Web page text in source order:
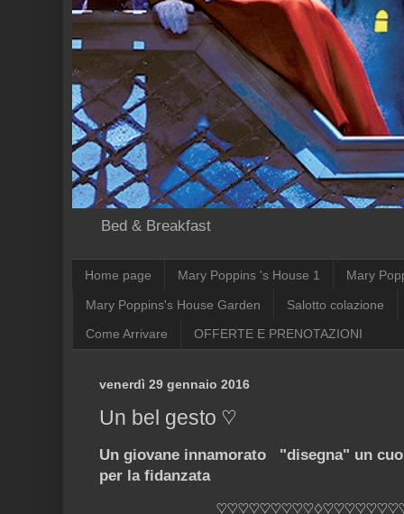
Bed & Breakfast
Home page Mary Poppins 's House 1 Mary
Mary Poppins's House Garden Salotto colazione
Come Arrivare OFFERTE E PRENOTAZIONI
venerdì 29 gennaio 2016
Un bel gesto ♡
Un giovane innamorato "disegna" un
per la fidanzata